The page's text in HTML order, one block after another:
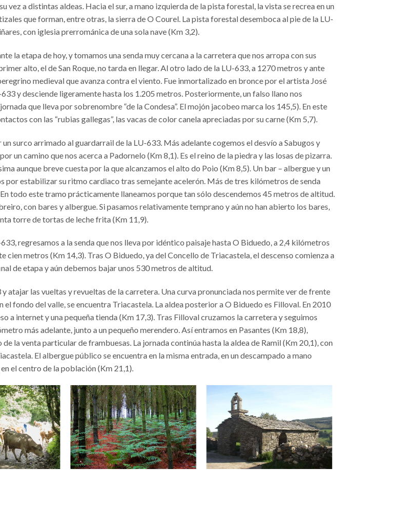
vez a distintas aldeas. Hacia el sur, a mano izquierda de la pista forestal, la vista se recrea en un
que forman, entre otras, la sierra de O Courel. La pista forestal desemboca al pie de la LU-
con iglesia prerrománica de una sola nave (Km 3,2).
la etapa de hoy, y tomamos una senda muy cercana a la carretera que nos arropa con sus
alto, el de San Roque, no tarda en llegar. Al otro lado de la LU-633, a 1270 metros y ante
medieval que avanza contra el viento. Fue inmortalizado en bronce por el artista José
y desciende ligeramente hasta los 1.205 metros. Posteriormente, un falso llano nos
que lleva por sobrenombre “de la Condesa”. El mojón jacobeo marca los 145,5). En este
con las “rubias gallegas”, las vacas de color canela apreciadas por su carne (Km 5,7).
surco arrimado al guardarrail de la LU-633. Más adelante cogemos el desvío a Sabugos y
un camino que nos acerca a Padornelo (Km 8,1). Es el reino de la piedra y las losas de pizarra.
aunque breve cuesta por la que alcanzamos el alto do Poio (Km 8,5). Un bar – albergue y un
por estabilizar su ritmo cardiaco tras semejante acelerón. Más de tres kilómetros de senda
todo este tramo prácticamente llaneamos porque tan sólo descendemos 45 metros de altitud.
con bares y albergue. Si pasamos relativamente temprano y aún no han abierto los bares,
torre de tortas de leche frita (Km 11,9).
regresamos a la senda que nos lleva por idéntico paisaje hasta O Biduedo, a 2,4 kilómetros
metros (Km 14,3). Tras O Biduedo, ya del Concello de Triacastela, el descenso comienza a
de etapa y aún debemos bajar unos 530 metros de altitud.
atajar las vueltas y revueltas de la carretera. Una curva pronunciada nos permite ver de frente
fondo del valle, se encuentra Triacastela. La aldea posterior a O Biduedo es Filloval. En 2010
a internet y una pequeña tienda (Km 17,3). Tras Filloval cruzamos la carretera y seguimos
más adelante, junto a un pequeño merendero. Así entramos en Pasantes (Km 18,8),
la venta particular de frambuesas. La jornada continúa hasta la aldea de Ramil (Km 20,1), con
El albergue público se encuentra en la misma entrada, en un descampado a mano
el centro de la población (Km 21,1).